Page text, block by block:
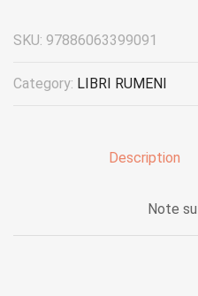
SKU: 97886063399091
Category: LIBRI RUMENI
Description
Note